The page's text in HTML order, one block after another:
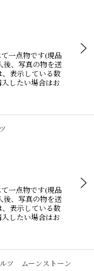
一点物です(現品
後、写真の物を送
表示している数
したい場合はお
一点物です(現品
後、写真の物を送
表示している数
したい場合はお
ツ ムーンストーン